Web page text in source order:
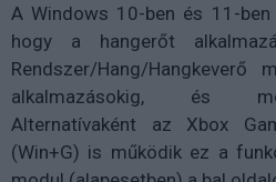
A Windows 10-ben és 11-
hogy a hangerőt
Rendszer/Hang/
alkalmazásokig, és
Alternatívaként az Xbox
(Win+G) is működik ez a